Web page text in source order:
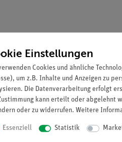
Einzelknochen des gesprengten
Einstellungen
Cookies und ähnliche
um z.B. Inhalte und Anzeigen zu
Die Datenverarbeitung erfolgt
kann erteilt oder abgelehnt
oder zu widerrufen. Weitere
Essenziell Statistik